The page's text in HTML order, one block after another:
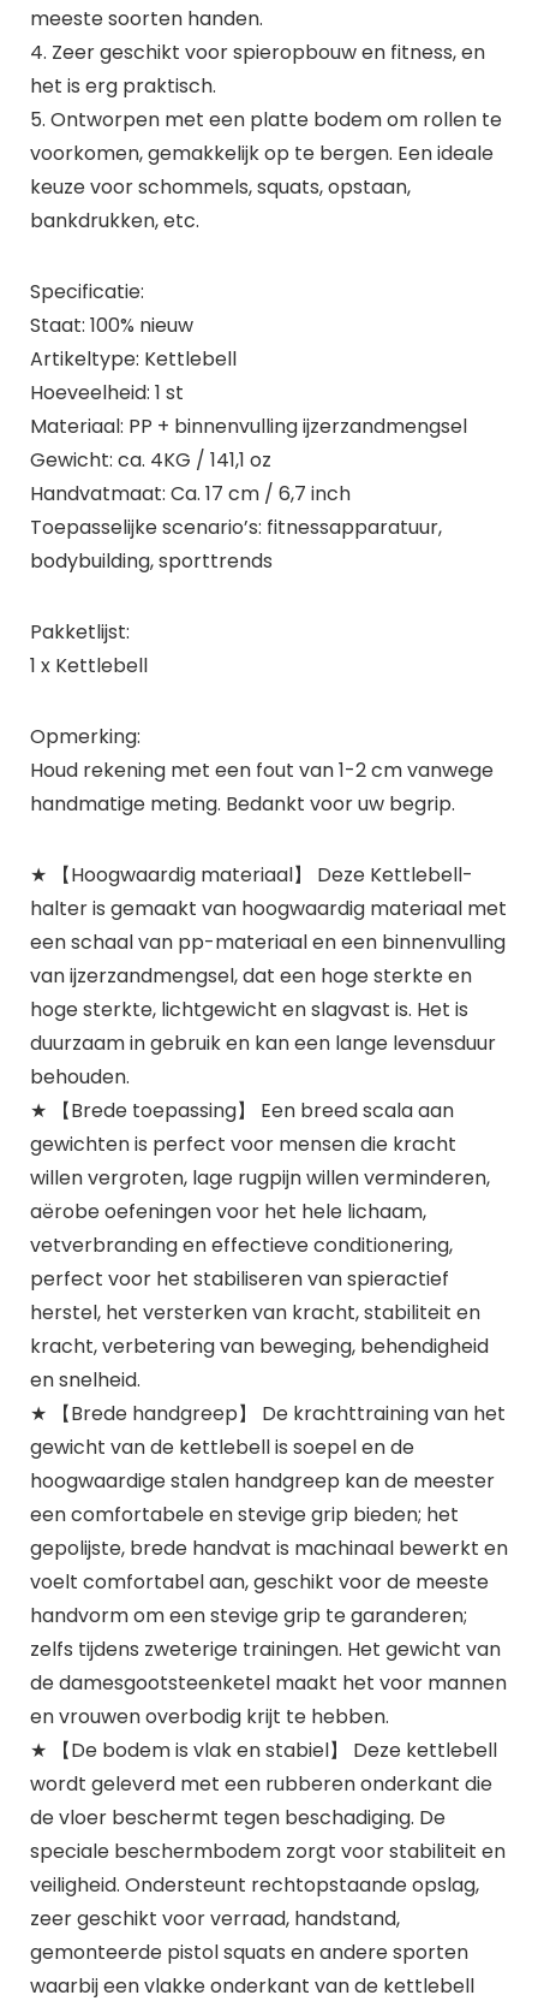
meeste soorten handen.
4. Zeer geschikt voor spieropbouw en fitness, en
het is erg praktisch.
5. Ontworpen met een platte bodem om rollen te
voorkomen, gemakkelijk op te bergen. Een ideale
keuze voor schommels, squats, opstaan,
bankdrukken, etc.
Specificatie:
Staat: 100% nieuw
Artikeltype: Kettlebell
Hoeveelheid: 1 st
Materiaal: PP + binnenvulling ijzerzandmengsel
Gewicht: ca. 4KG / 141,1 oz
Handvatmaat: Ca. 17 cm / 6,7 inch
Toepasselijke scenario’s: fitnessapparatuur,
bodybuilding, sporttrends
Pakketlijst:
1 x Kettlebell
Opmerking:
Houd rekening met een fout van 1-2 cm vanwege
handmatige meting. Bedankt voor uw begrip.
★ 【Hoogwaardig materiaal】 Deze Kettlebell-
halter is gemaakt van hoogwaardig materiaal met
een schaal van pp-materiaal en een binnenvulling
van ijzerzandmengsel, dat een hoge sterkte en
hoge sterkte, lichtgewicht en slagvast is. Het is
duurzaam in gebruik en kan een lange levensduur
behouden.
★ 【Brede toepassing】 Een breed scala aan
gewichten is perfect voor mensen die kracht
willen vergroten, lage rugpijn willen verminderen,
aërobe oefeningen voor het hele lichaam,
vetverbranding en effectieve conditionering,
perfect voor het stabiliseren van spieractief
herstel, het versterken van kracht, stabiliteit en
kracht, verbetering van beweging, behendigheid
en snelheid.
★ 【Brede handgreep】 De krachttraining van het
gewicht van de kettlebell is soepel en de
hoogwaardige stalen handgreep kan de meester
een comfortabele en stevige grip bieden; het
gepolijste, brede handvat is machinaal bewerkt en
voelt comfortabel aan, geschikt voor de meeste
handvorm om een ​​stevige grip te garanderen;
zelfs tijdens zweterige trainingen. Het gewicht van
de damesgootsteenketel maakt het voor mannen
en vrouwen overbodig krijt te hebben.
★ 【De bodem is vlak en stabiel】 Deze kettlebell
wordt geleverd met een rubberen onderkant die
de vloer beschermt tegen beschadiging. De
speciale beschermbodem zorgt voor stabiliteit en
veiligheid. Ondersteunt rechtopstaande opslag,
zeer geschikt voor verraad, handstand,
gemonteerde pistol squats en andere sporten
waarbij een vlakke onderkant van de kettlebell